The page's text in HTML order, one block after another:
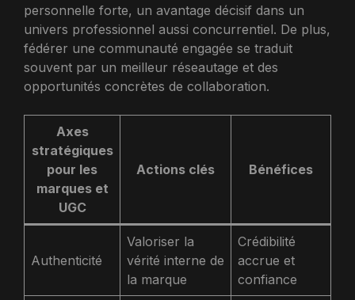
personnelle forte, un avantage décisif dans un
univers professionnel aussi concurrentiel. De plus,
fédérer une communauté engagée se traduit
souvent par un meilleur réseautage et des
opportunités concrètes de collaboration.
Axes
stratégiques
pour les
marques et
UGC
Actions clés Bénéfices
Authenticité
Valoriser la
vérité interne de
la marque
Crédibilité
accrue et
confiance